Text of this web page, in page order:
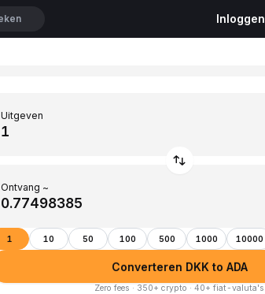
Inloggen
Uitgeven
Ontvang ~
1 10 50 100 500 1000 10000
Converteren DKK to ADA
Zero fees · 350+ crypto · 40+ fiat-valuta's